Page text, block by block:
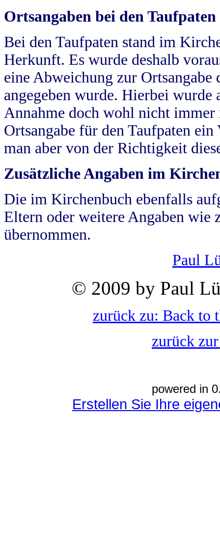
Ortsangaben bei den Taufpaten
Bei den Taufpaten stand im
Herkunft. Es wurde deshalb
eine Abweichung zur
angegeben wurde. Hierbei wurde
Annahme doch wohl nicht
Ortsangabe für den Taufpaten
man aber von der Richtigkeit
Zusätzliche Angaben im
Die im Kirchenbuch ebenfalls
Eltern oder weitere Angaben wie
übernommen.
Paul
© 2009 by Paul
zurück zu: Back to
zurück
powered in
Erstellen Sie Ihre